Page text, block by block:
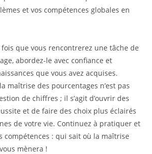
et vos compétences globales en
que vous rencontrerez une tâche de
abordez-le avec confiance et
que vous avez acquises.
maîtrise des pourcentages n’est pas
de chiffres ; il s’agit d’ouvrir des
et de faire des choix plus éclairés
de votre vie. Continuez à pratiquer et
compétences : qui sait où la maîtrise
mènera !